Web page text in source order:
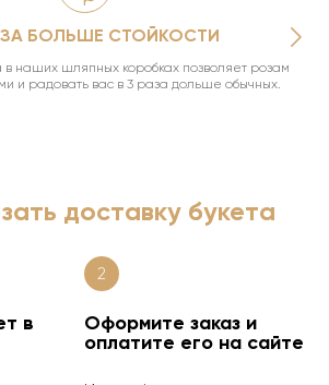
БОЛЬШЕ СТОЙКОСТИ
в наших шляпных коробках позволяет розам
и радовать вас в 3 раза дольше обычных.
доставку букета
в
2
Оформите заказ и
оплатите его на сайте